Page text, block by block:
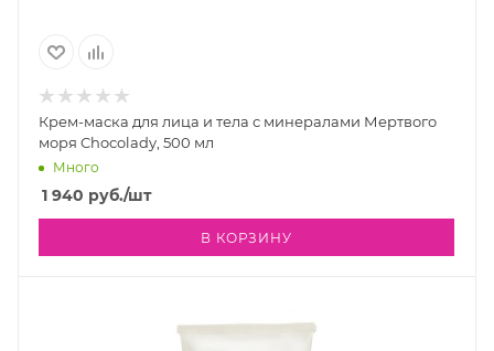
Крем-маска для лица и тела с минералами Мертвого
моря Chocolady, 500 мл
Много
1 940 руб./шт
В КОРЗИНУ